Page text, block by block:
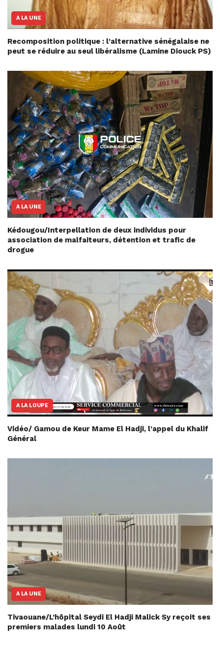
A LA UNE
Recomposition politique : l’alternative sénégalaise ne
peut se réduire au seul libéralisme (Lamine Diouck PS)
A LA UNE
Kédougou/Interpellation de deux individus pour
association de malfaiteurs, détention et trafic de
drogue
A LA LOUPE
Vidéo/ Gamou de Keur Mame El Hadji, l’appel du Khalif
Général
A LA UNE
Tivaouane/L’hôpital Seydi El Hadji Malick Sy reçoit ses
premiers malades lundi 10 Août